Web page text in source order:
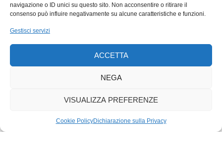
navigazione o ID unici su questo sito. Non acconsentire o ritirare il
consenso può influire negativamente su alcune caratteristiche e funzioni.
Gestisci servizi
ACCETTA
NEGA
VISUALIZZA PREFERENZE
Cookie PolicyDichiarazione sulla Privacy
dell’occupazione per nazionalità dei lavoratori. Si sa che in
ambedue i casi esistono differenze salariali. Tra uomini e
donne occupate la differenza salariale è invece uguale: 22% a
pagano salari superiori di altri rami. In Ticino questi rami non
abbondano e perciò nella struttura della produzione ticinese si
ritrovano più rami con produttività e con salari inferiori alla
sull’evoluzione dei salari in Ticino è la larga presenza di